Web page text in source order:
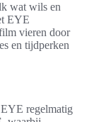
wat wils en
EYE
vieren door
en tijdperken
regelmatig